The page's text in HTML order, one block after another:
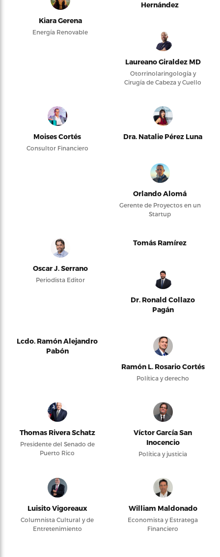
Kiara Gerena
Energía Renovable
Hernández
Laureano Giraldez MD
Otorrinolaringología y
Cirugía de Cabeza y Cuello
Moises Cortés
Consultor Financiero
Dra. Natalie Pérez Luna
Orlando Alomá
Gerente de Proyectos en un
Startup
Oscar J. Serrano
Periodista Editor
Tomás Ramírez
Dr. Ronald Collazo
Pagán
Lcdo. Ramón Alejandro
Pabón
Ramón L. Rosario Cortés
Política y derecho
Thomas Rivera Schatz
Presidente del Senado de
Puerto Rico
Víctor García San
Inocencio
Política y justicia
Luisito Vigoreaux
Columnista Cultural y de
Entretenimiento
William Maldonado
Economista y Estratega
Financiero